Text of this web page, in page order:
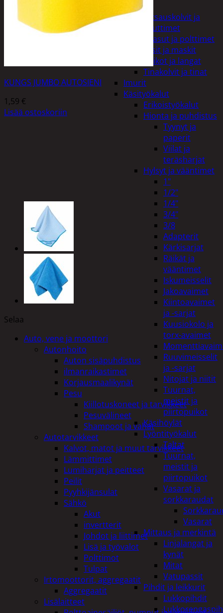
Hitsaus
Hitsauskolvit ja
suuttimet
Kaasut ja polttimet
Lasit ja maskit
Puikot ja langat
Tinakolvit ja tinat
Imurit
Käsityökalut
Erikoistyökalut
Hionta ja puhdistus
Tyynyt ja
paperit
Viilat ja
teräsharjat
Hylsyt ja vääntimet
1"
1/2"
1/4"
3/4"
3/8
Adapterit
Kärkisarjat
Räikät ja
vääntimet
Iskumeisselit
Jakoavaimet
Kiintoavaimet
ja -sarjat
Kuusiokolo ja
torx-avaimet
Ruuvimeisselit
ja -sarjat
Nitojat ja niitit
Tuurnat,
meistit ja
piirtopuikot
Käsihöylät
Lyöntityökalut
Taltat
Tuurnat,
meistit ja
piirtopuikot
Vasarat ja
sorkkaraudat
Vasarat
Mittaus ja merkintä
Linjalangat ja
kynät
Mitat
Vatupassit
Pihdit ja leikkurit
Lukkopihdit
KUNGS JUMBO AUTOSIENI
1,59 €
Lisää ostoskoriin
Selaa
Auto, vene ja moottori
Autonhoito
Auton sisäpuhdistus
ilmanraikastimet
Korjausmaalikynät
Pesu
Kiillotuskoneet ja tarvikkeet
Pesuvälineet
Shampoot ja vahat
Autotarvikkeet
Kalvot, matot ja muut tarvikkeet
Lämmittimet
Lumiharjat ja peitteet
Peilit
Pyyhkijänsulat
Sähkö
Akut
invertterit
Johdot ja liittimet
Lisä ja työvalot
Polttimot
Tulpat
Irtomoottorit, aggregaatit
Aggregaatit
Lisälaitteet